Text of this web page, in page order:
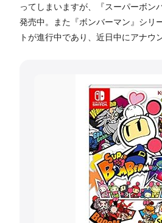
ってしまいますが、『スーパーボン
発売中。また『ボンバーマン』シリ
トが進行中であり、近日中にアナウ